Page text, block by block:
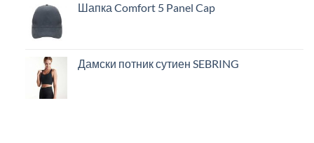
Шапка Comfort 5 Panel Cap
Дамски потник сутиен SEBRING